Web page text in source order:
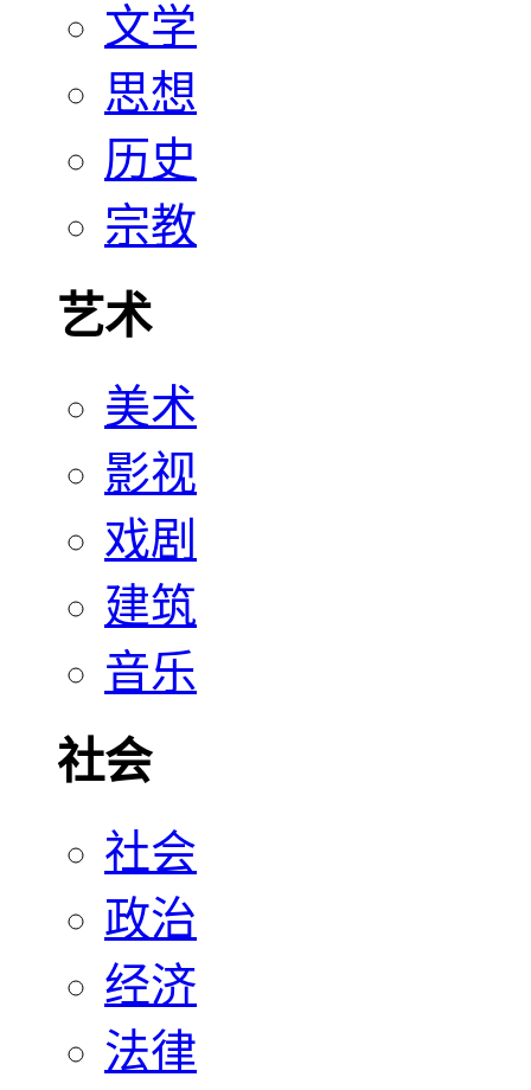
文学
思想
历史
宗教
艺术
美术
影视
戏剧
建筑
音乐
社会
社会
政治
经济
法律